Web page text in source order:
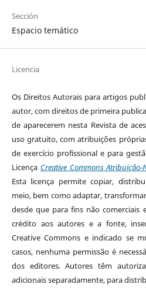
Sección
Espacio temático
Licencia
Os Direitos Autorais para artigos
autor, com direitos de primeira
de aparecerem nesta Revista de
uso gratuito, com atribuições
de exercício profissional e para
Licença Creative Commons
Esta licença permite copiar,
meio, bem como adaptar,
desde que para fins não comerciais
crédito aos autores e a fonte,
Creative Commons e indicado se
casos, nenhuma permissão é
dos editores.Autores têm
adicionais separadamente, para